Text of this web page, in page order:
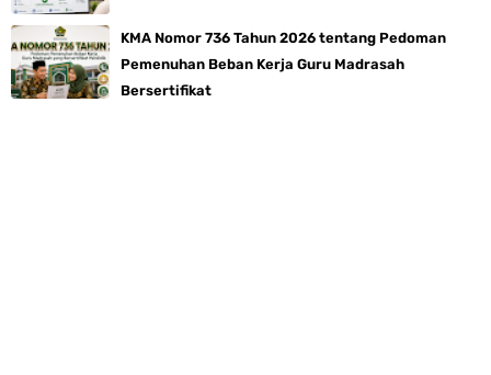
KMA Nomor 736 Tahun 2026 tentang Pedoman
Pemenuhan Beban Kerja Guru Madrasah
Bersertifikat